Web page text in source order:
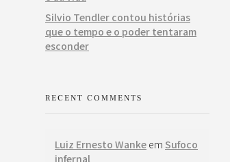
Silvio Tendler contou histórias
que o tempo e o poder tentaram
esconder
RECENT COMMENTS
Luiz Ernesto Wanke em Sufoco
infernal